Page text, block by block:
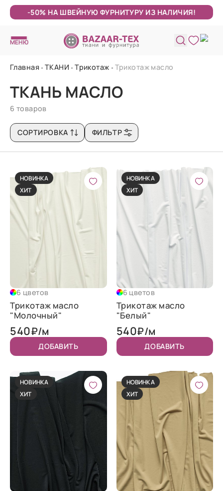
-50% НА ШВЕЙНУЮ ФУРНИТУРУ ИЗ НАЛИЧИЯ!
МЕНЮ
Главная ТКАНИ Трикотаж Трикотаж масло
ТКАНЬ МАСЛО
6 товаров
СОРТИРОВКА ФИЛЬТР
НОВИНКА
ХИТ
6 цветов
Трикотаж масло
"Молочный"
540₽/м
ДОБАВИТЬ
НОВИНКА
ХИТ
6 цветов
Трикотаж масло
"Белый"
540₽/м
ДОБАВИТЬ
НОВИНКА
ХИТ
НОВИНКА
ХИТ